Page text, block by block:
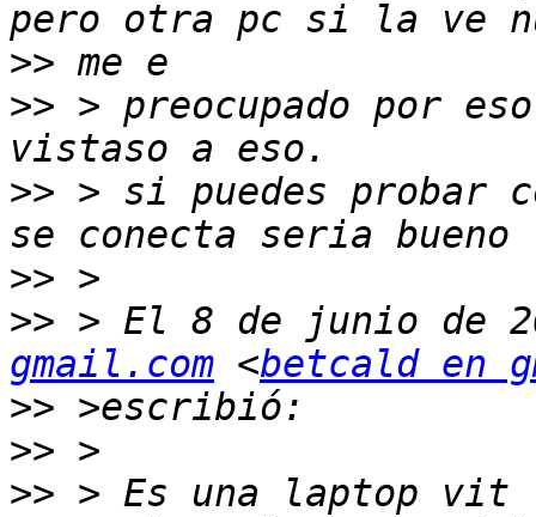
>>
>> > preocupado por
>> > si puedes probar
>>
>> > El 8 de junio de
gmail.com <betcald en
>>
>>
>> > Es una laptop vit